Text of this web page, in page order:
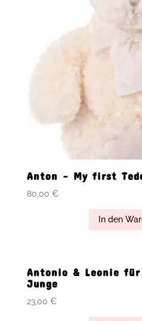
Anton – My first
80,00 €
In den
Antonio & Leonie für
Junge
23,00 €